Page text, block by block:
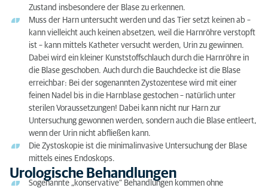
Zustand insbesondere der Blase zu erkennen.
Muss der Harn untersucht werden und das Tier setzt keinen ab –
kann vielleicht auch keinen absetzen, weil die Harnröhre verstopft
ist – kann mittels Katheter versucht werden, Urin zu gewinnen.
Dabei wird ein kleiner Kunststoffschlauch durch die Harnröhre in
die Blase geschoben. Auch durch die Bauchdecke ist die Blase
erreichbar: Bei der sogenannten Zystozentese wird mit einer
feinen Nadel bis in die Harnblase gestochen – natürlich unter
sterilen Voraussetzungen! Dabei kann nicht nur Harn zur
Untersuchung gewonnen werden, sondern auch die Blase entleert,
wenn der Urin nicht abfließen kann.
Die Zystoskopie ist die minimalinvasive Untersuchung der Blase
mittels eines Endoskops.
Urologische Behandlungen
Sogenannte „konservative“ Behandlungen kommen ohne